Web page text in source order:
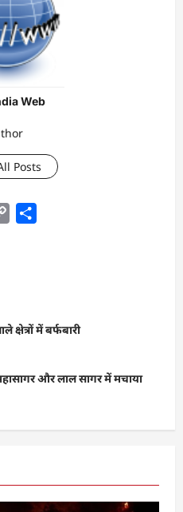
Web
Posts
Copy
में बर्फबारी
और लाल सागर में मचाया